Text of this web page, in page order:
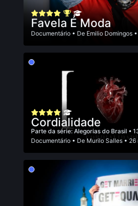
Favela É Moda
Documentário • De Emilio Domingos
Cordialidade
Parte da série:Alegorias do Brasil •
Documentário • De Murilo Salles • 26